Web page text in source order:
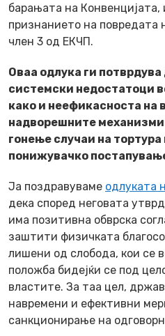
барањата на Конвенцијата,
признанието на повредата
член 3 од ЕКЧП.
Оваа одлука ги
системски недостатоци
како и неефикасноста на
надворешните механизми
гонење случаи на
понижувачко
Ја поздравуваме одлуката
дека според неговата
има позитивна обврска
заштити физичката
лишени од слобода, кои се
положба бидејќи се под
властите. За таа цел,
навремени и ефективни
санкционирање на